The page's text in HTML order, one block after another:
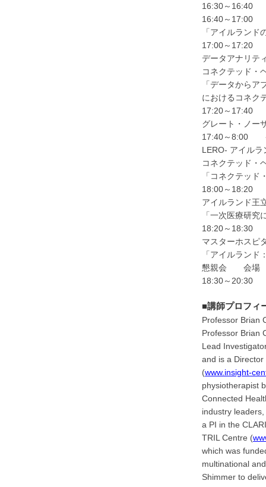
16:30～16:40
16:40～17:00
「アイルランド
17:00～17:20
データアナリテ
コネクテッド・
「データから
におけるコネク
17:20～17:40
グレート・ノー
17:40～8:00
LERO- アイル
コネクテッド・
「コネクテッ
18:00～18:20
アイルランド王
「一次医療研究
18:20～18:30
マスターホスピ
「アイルラン
懇親会 会場
18:30～20:30
■講師プロフィ
Professor Brian
Professor Brian
Lead
and is a Director
(www.insight-
physiotherapist
Connected
industry
a PI in the
TRIL Centre (
which was
multinational
Shimmer to